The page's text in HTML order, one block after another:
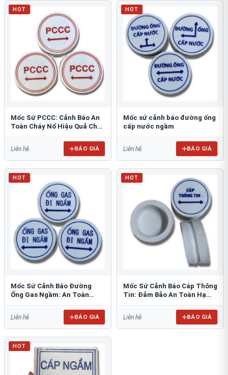
HOT
Mốc Sứ PCCC: Cảnh Báo An
Toàn Cháy Nổ Hiệu Quả Cho
Liên hệ BÁO GIÁ
HOT
Mốc sứ cảnh báo đường ống
cấp nước ngầm
Liên hệ BÁO GIÁ
HOT
Mốc Sứ Cảnh Báo Đường
Ống Gas Ngầm: An Toàn
Liên hệ BÁO GIÁ
HOT
Mốc Sứ Cảnh Báo Cáp Thông
Tin: Đảm Bảo An Toàn Hạ
Liên hệ BÁO GIÁ
HOT